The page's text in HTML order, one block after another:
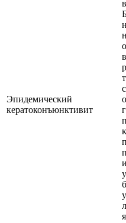
Эпидемический
кератоконъюнктивит